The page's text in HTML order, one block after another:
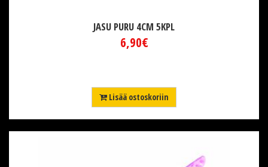
JASU PURU 4CM 5KPL
6,90€
Lisää ostoskoriin